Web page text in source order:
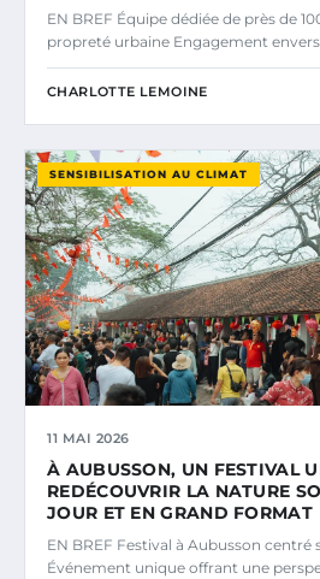
EN BREF Équipe dédiée de près de
propreté urbaine Engagement
CHARLOTTE LEMOINE
SENSIBILISATION AU CLIMAT
11 MAI 2026
À AUBUSSON, UN FESTIVAL
REDÉCOUVRIR LA NATURE
JOUR ET EN GRAND FORMAT
EN BREF Festival à Aubusson centré
Événement unique offrant une